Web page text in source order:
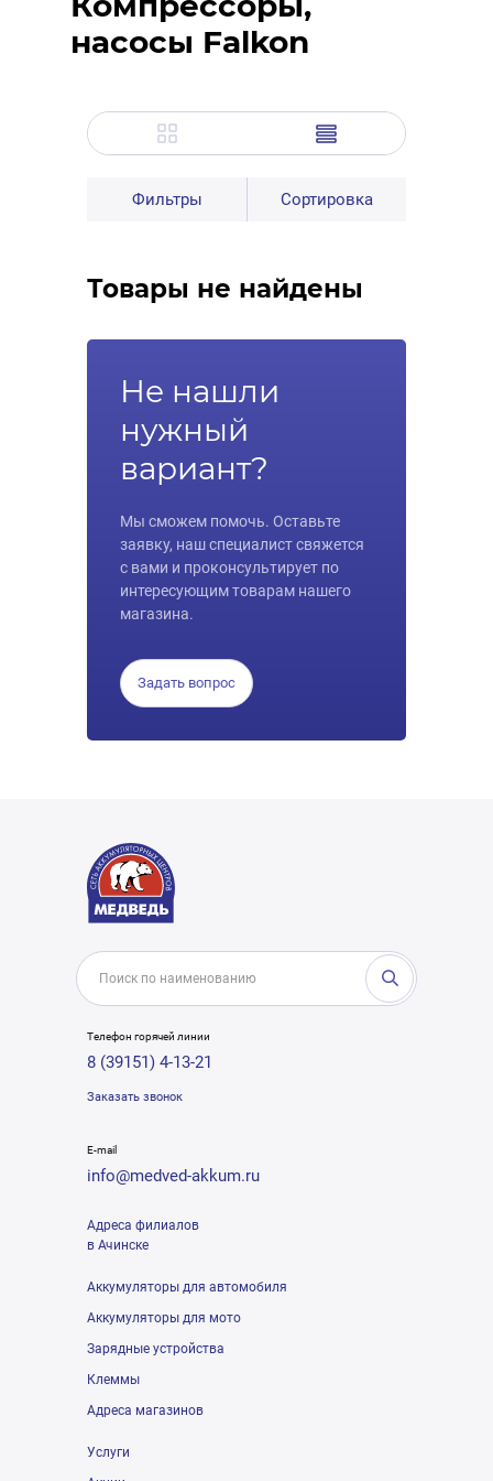
насосы Falkon
Фильтры Сортировка
Товары не найдены
Не нашли
нужный
вариант?
Мы сможем помочь. Оставьте
заявку, наш специалист свяжется
с вами и проконсультирует по
интересующим товарам нашего
магазина.
Задать вопрос
Телефон горячей линии
8 (39151) 4-13-21
Заказать звонок
E-mail
info@medved-akkum.ru
Адреса филиалов
в Ачинске
Аккумуляторы для автомобиля
Аккумуляторы для мото
Зарядные устройства
Клеммы
Адреса магазинов
Услуги